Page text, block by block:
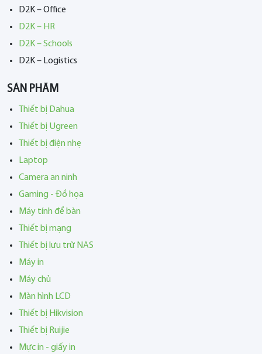
D2K – Office
D2K – HR
D2K – Schools
D2K – Logistics
SẢN PHẨM
Thiết bị Dahua
Thiết bị Ugreen
Thiết bị điện nhẹ
Laptop
Camera an ninh
Gaming - Đồ họa
Máy tính để bàn
Thiết bị mạng
Thiết bị lưu trữ NAS
Máy in
Máy chủ
Màn hình LCD
Thiết bị Hikvision
Thiết bị Ruijie
Mực in - giấy in